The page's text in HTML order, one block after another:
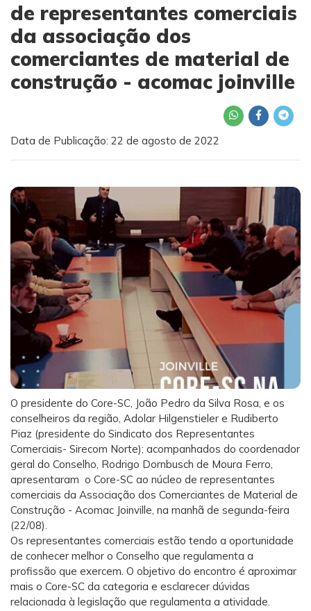
de representantes comerciais
da associação dos
comerciantes de material de
construção - acomac joinville
Data de Publicação: 22 de agosto de 2022
O presidente do Core-SC, João Pedro da Silva Rosa, e os
conselheiros da região, Adolar Hilgenstieler e Rudiberto
Piaz (presidente do Sindicato dos Representantes
Comerciais- Sirecom Norte); acompanhados do coordenador
geral do Conselho, Rodrigo Dornbusch de Moura Ferro,
apresentaram o Core-SC ao núcleo de representantes
comerciais da Associação dos Comerciantes de Material de
Construção - Acomac Joinville, na manhã de segunda-feira
(22/08).
Os representantes comerciais estão tendo a oportunidade
de conhecer melhor o Conselho que regulamenta a
profissão que exercem. O objetivo do encontro é aproximar
mais o Core-SC da categoria e esclarecer dúvidas
relacionada à legislação que regulamenta a atividade.